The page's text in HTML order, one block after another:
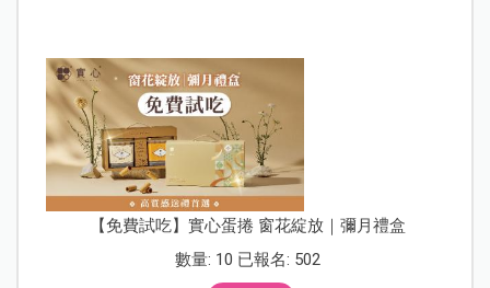
【免費試吃】實心蛋捲 窗花綻放｜彌月禮盒
數量: 10 已報名: 502